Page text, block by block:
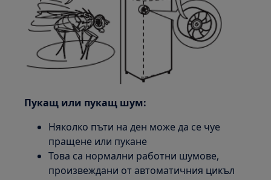
Пукащ или пукащ шум:
Няколко пъти на ден може да се чуе
пращене или пукане
Това са нормални работни шумове,
произвеждани от автоматичния цикъл